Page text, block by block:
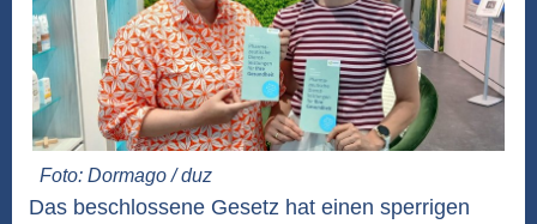
Foto: Dormago / duz
Das beschlossene Gesetz hat einen sperrigen